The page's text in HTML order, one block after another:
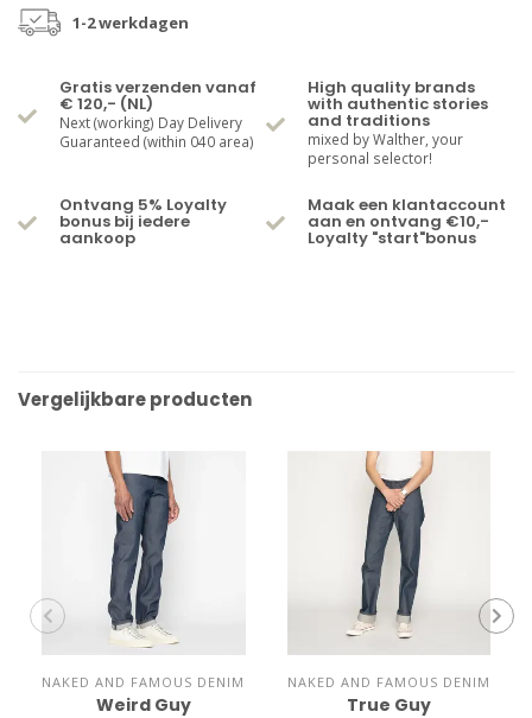
1-2 werkdagen
Gratis verzenden vanaf
€ 120,- (NL)
Next (working) Day Delivery
Guaranteed (within 040 area)
High quality brands
with authentic stories
and traditions
mixed by Walther, your
personal selector!
Ontvang 5% Loyalty
bonus bij iedere
aankoop
Maak een klantaccount
aan en ontvang €10,-
Loyalty "start"bonus
Vergelijkbare producten
NAKED AND FAMOUS DENIM
Weird Guy
NAKED AND FAMOUS DENIM
True Guy